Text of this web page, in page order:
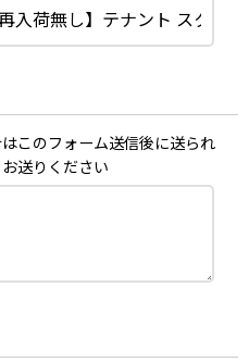
このフォーム送信後に送られ
送りください